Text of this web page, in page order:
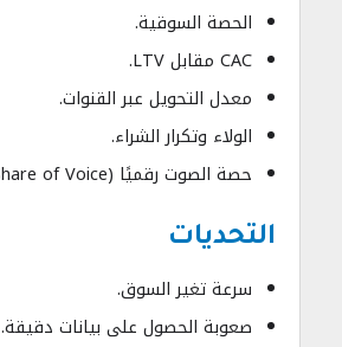
الحصة السوقية.
CAC مقابل LTV.
معدل التحويل عبر القنوات.
الولاء وتكرار الشراء.
حصة الصوت رقميًا (Share of Voice).
التحديات
سرعة تغير السوق.
صعوبة الحصول على بيانات دقيقة.